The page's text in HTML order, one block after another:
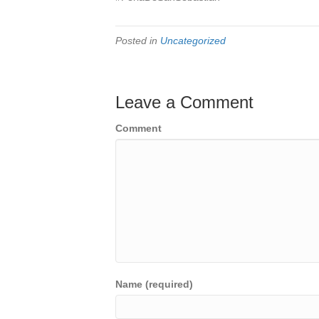
Posted in Uncategorized
Leave a Comment
Comment
Name (required)